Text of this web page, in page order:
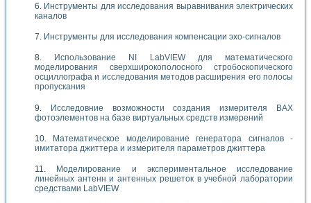
Инструменты для исследования выравнивания электрических
каналов
Инструменты для исследования компенсации эхо-сигналов
Использование NI LabVIEW для математического
моделирования сверхширокополосного стробоскопического
осциллографа и исследования методов расширения его полосы
пропускания
Исследовние возможности создания измерителя ВАХ
фотоэлементов на базе виртуальных средств измерений
Математическое моделирование генератора сигналов -
имитатора джиттера и измерителя параметров джиттера
Моделирование и экспериментальное исследование
линейных антенн и антенных решеток в учебной лаборатории
средствами LabVIEW